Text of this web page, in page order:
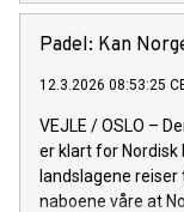
plattformen
elite- og
Padel: Kan
12.3.2026 08:53:25
VEJLE / OSLO –
er klart for Nordisk
landslagene reiser
naboene våre at